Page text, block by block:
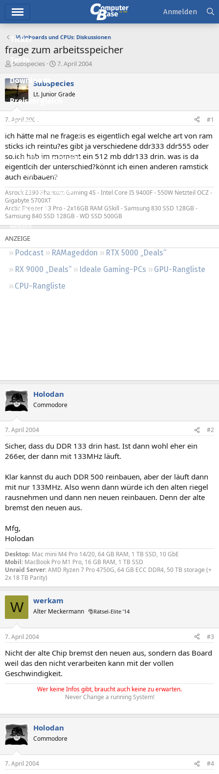
Ticker
Tests
Downloads
Preisvergleich
Forum
Aktuelles
Empfohlene Inhalte
Neue Beiträge
Neueste Aktivitäten
Leserartikel
Regeln
Podcast RAMageddon
RTX 5000 „Deals“
RX 9000 „Deals“
Ideale Gaming-PCs
GPU-Rangliste
CPU-Rangliste
Anmelden
Mainboards und CPUs: Diskussionen
frage zum arbeitsspeicher
E
s
t
e
l
e
r
Subspecies
E
s
e
t
a
m
7. April 2004
Subspecies
Lt. Junior Grade
7. April 2004 #1
ich hätte mal ne frage:is es eigentlich egal welche art von ram
sticks ich reintu?es gibt ja verschiedene ddr333 ddr555 oder
so.ich hab im moment ein 512 mb ddr133 drin. was is da
eigentlcih der unterschied?könnt ich einen anderen ramstick
auch einbauen?
Asrock Z390 Phantom Gaming 4S - Intel Core I5 9400F - 550W Netzteil OCZ -
Gigabyte 5700XT
Arctic Freezer 13 Pro - 2x16GB RAM GSkill - Samsung 830 SSD 128GB -
Samsung 840 SSD 128GB - WD SSD 500GB
Holodan
Commodore
7. April 2004 #2
Sicher, dass du DDR 133 drin hast. Ist dann wohl eher ein
266er, der dann mit 133MHz läuft.
Klar kannst du auch DDR 500 reinbauen, aber der läuft dann
mit nur 133MHz. Also wenn dann würde ich den alten riegel
rausnehmen und dann nen neuen reinbauen. Denn der alte
bremst den neuen aus.
Mfg,
Holodan
Desktop: Mac mini M4 Pro 14/20, 64 GB RAM, 1 TB SSD, 10 GbE
Mobil: MacBook Pro M1 Pro, 16 GB RAM, 1 TB SSD
Unraid Server: AMD Ryzen 7 Pro 4750G, 64 GB ECC DDR4, 50 TB storage (+
2x 18 TB Parity)
W werkam
Alter Meckermann 🎅Rätsel-Elite ’14
7. April 2004 #3
Nicht der alte Chip bremst den neuen aus, sondern das Board
weil das den nicht verarbeiten kann mit der vollen
Geschwindigkeit.
Wer keine Infos gibt, braucht auch keine zu erwarten.
Never Change a running System!
Holodan
Commodore
7. April 2004 #4